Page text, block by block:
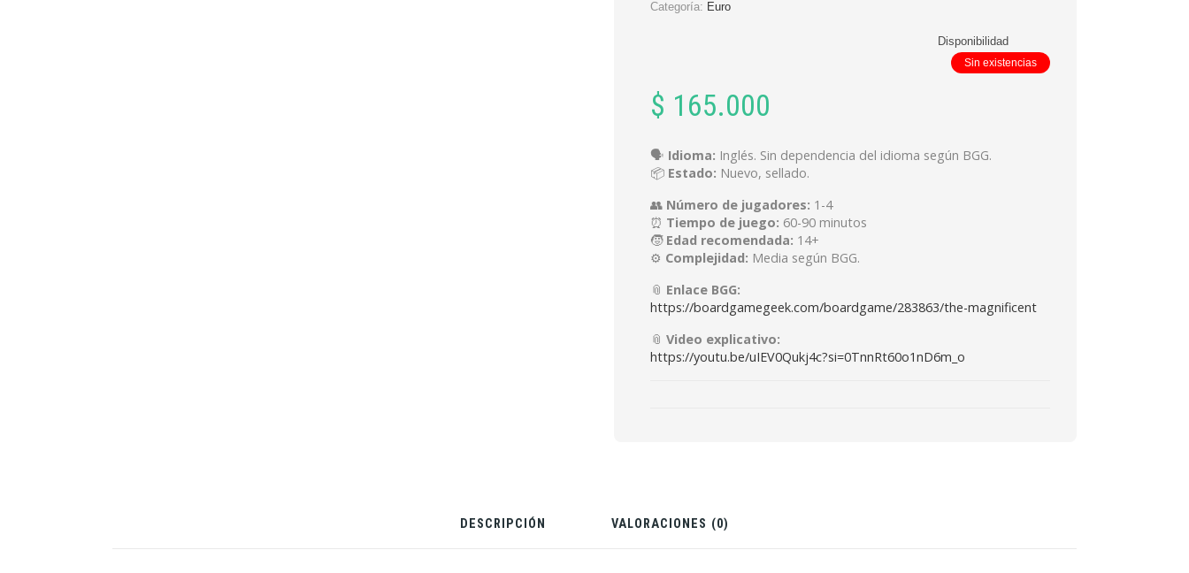
Categoría: Euro
Disponibilidad
Sin existencias
$ 165.000
🗣️ Idioma: Inglés. Sin dependencia del idioma según BGG.
📦 Estado: Nuevo, sellado.
👥 Número de jugadores: 1-4
⏰ Tiempo de juego: 60-90 minutos
🧒 Edad recomendada: 14+
⚙️ Complejidad: Media según BGG.
📎 Enlace BGG:
https://boardgamegeek.com/boardgame/283863/the-magnificent
📎 Video explicativo:
https://youtu.be/uIEV0Qukj4c?si=0TnnRt60o1nD6m_o
DESCRIPCIÓN VALORACIONES (0)